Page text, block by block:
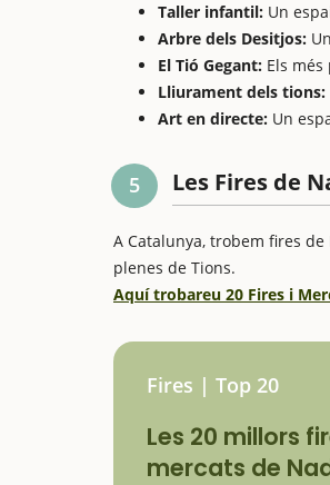
Taller infantil: Un
Arbre dels Desitjos:
El Tió Gegant: Els
Lliurament dels tions:
Art en directe: Un
5 Les Fires de
A Catalunya, trobem fires
plenes de Tions.
Aquí trobareu 20 Fires i
Fires | Top 20
Les 20 millors
mercats de